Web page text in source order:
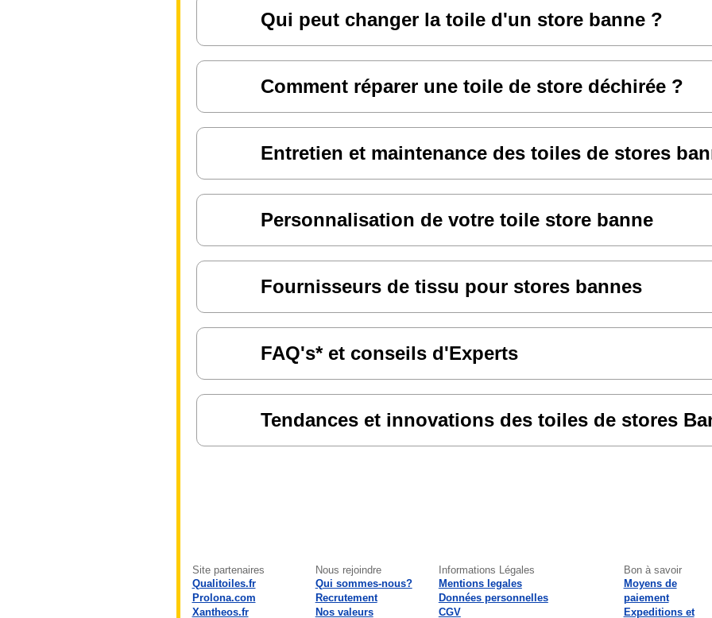
Qui peut changer la toile d'un store banne ?
Comment réparer une toile de store déchirée ?
Entretien et maintenance des toiles de stores
Personnalisation de votre toile store banne
Fournisseurs de tissu pour stores bannes
FAQ's* et conseils d'Experts
Tendances et innovations des toiles de stores
Site partenaires
Qualitoiles.fr
Prolona.com
Xantheos.fr
Nous rejoindre
Qui sommes-nous?
Recrutement
Nos valeurs
Informations Légales
Mentions legales
Données personnelles
CGV
Bon à savoir
Moyens de
paiement
Expeditions et